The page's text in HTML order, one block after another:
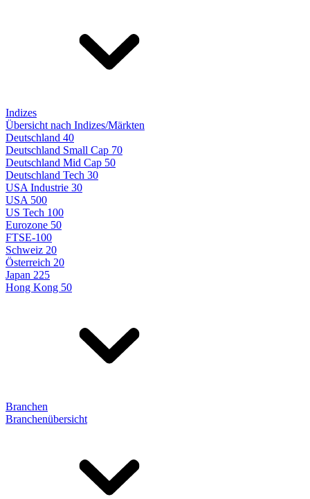
Indizes
Übersicht nach Indizes/Märkten
Deutschland 40
Deutschland Small Cap 70
Deutschland Mid Cap 50
Deutschland Tech 30
USA Industrie 30
USA 500
US Tech 100
Eurozone 50
FTSE-100
Schweiz 20
Österreich 20
Japan 225
Hong Kong 50
Branchen
Branchenübersicht